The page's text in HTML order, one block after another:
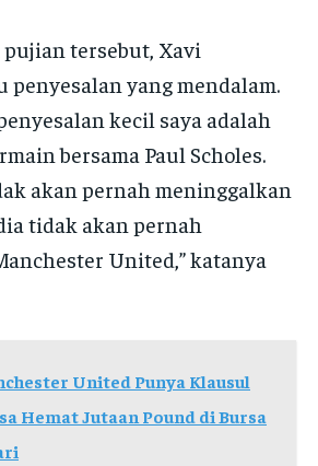
tersebut, Xavi
penyesalan yang mendalam.
kecil saya adalah
bersama Paul Scholes.
akan pernah meninggalkan
tidak akan pernah
United,” katanya
United Punya Klausul
Hemat Jutaan Pound di Bursa